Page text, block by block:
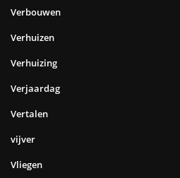
Verbouwen
Verhuizen
Verhuizing
Verjaardag
Vertalen
vijver
Vliegen